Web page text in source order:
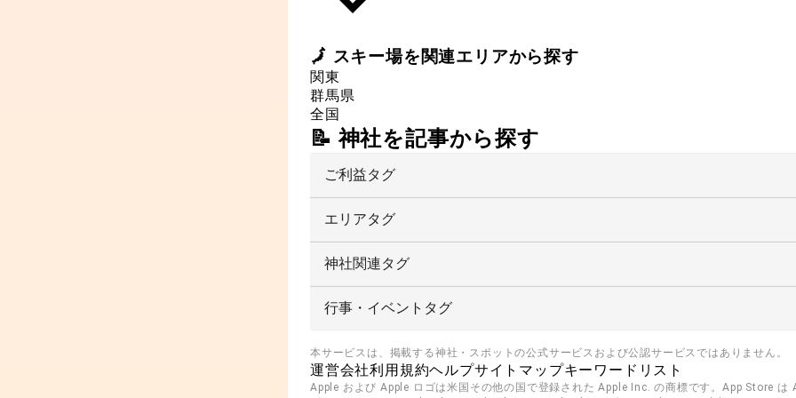
🗾 スキー場を関連エリアから探す
関東
群馬県
全国
📝 神社を記事から探す
ご利益タグ
エリアタグ
神社関連タグ
行事・イベントタグ
本サービスは、掲載する神社・スポットの公式サービスおよび公認サービスではありません。
運営会社利用規約ヘルプサイトマップキーワードリスト
Apple および Apple ロゴは米国その他の国で登録された Apple Inc. の商標です。App Store は